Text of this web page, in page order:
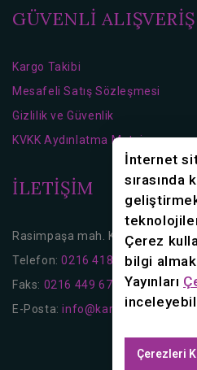
GÜVENLİ ALIŞVERİŞ
Kargo Takibi
Mesafeli Satış Sözleşmesi
Gizlilik ve Güvenlik
KVKK Aydınlatma Metni
İLETİŞİM
Rasimpaşa mah. Karakolhane
Telefon:0216 418 36 70 0216
Faks: 0216 449 67 56
E-Posta:info@karekok.com.tr
İnternet
sırasında
Çerez
bilgi
Yayınları
Çerezleri